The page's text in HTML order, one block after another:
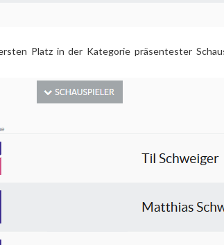
Platz in der Kategorie präsentester